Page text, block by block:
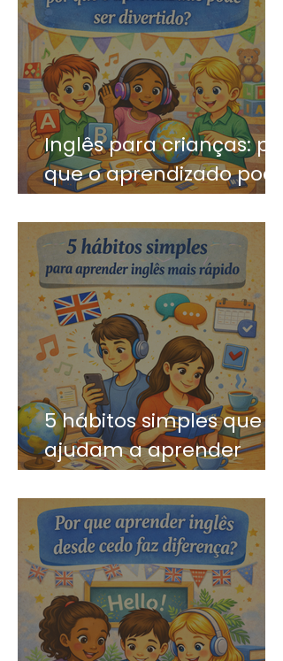
Inglês para crianças: por
que o aprendizado pode
ser divertido?
5 hábitos simples que
ajudam a aprender
inglês mais rápido